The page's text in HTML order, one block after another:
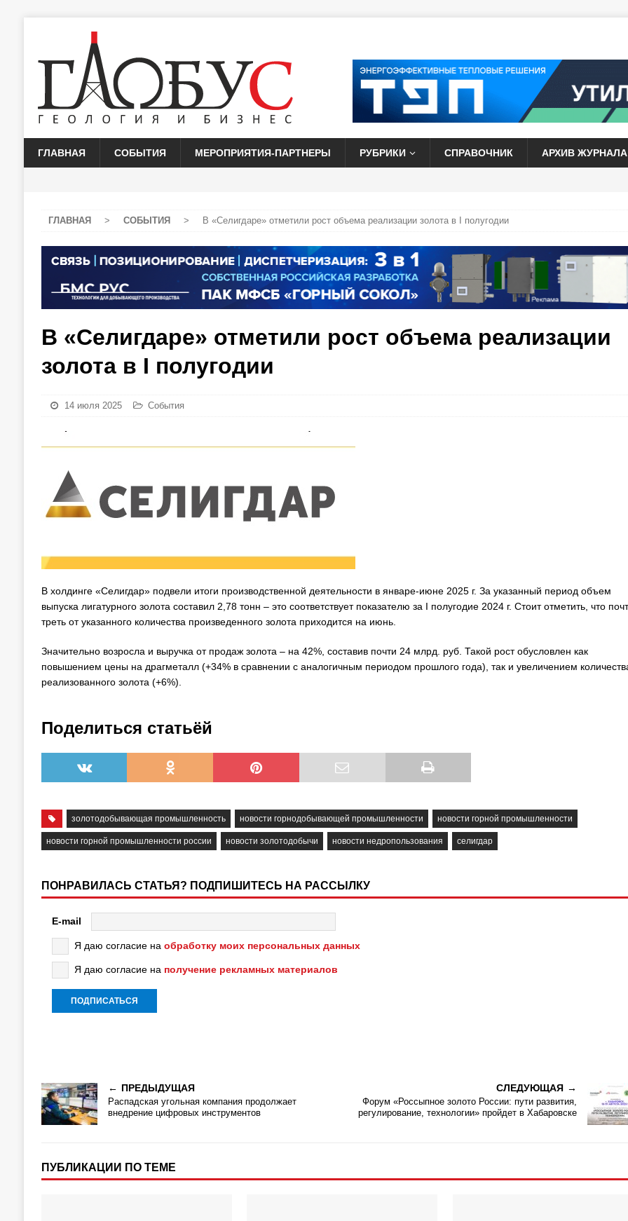
ГЛАВНАЯ СОБЫТИЯ МЕРОПРИЯТИЯ-ПАРТНЕРЫ РУБРИКИ СПРАВОЧНИК АРХИВ ЖУРНАЛА
ГЛАВНАЯ > СОБЫТИЯ > В «Селигдаре» отметили рост объема реализации золота в I полугодии
В «Селигдаре» отметили рост объема реализации
золота в I полугодии
14 июля 2025 События
В холдинге «Селигдар» подвели итоги производственной деятельности в январе-июне 2025 г. За указанный период объем
выпуска лигатурного золота составил 2,78 тонн – это соответствует показателю за I полугодие 2024 г. Стоит отметить, что
треть от указанного количества произведенного золота приходится на июнь.
Значительно возросла и выручка от продаж золота – на 42%, составив почти 24 млрд. руб. Такой рост обусловлен как
повышением цены на драгметалл (+34% в сравнении с аналогичным периодом прошлого года), так и увеличением
реализованного золота (+6%).
Поделиться статьёй
золотодобывающая промышленность новости горнодобывающей промышленности новости горной промышленности
новости горной промышленности россии новости золотодобычи новости недропользования селигдар
ПОНРАВИЛАСЬ СТАТЬЯ? ПОДПИШИТЕСЬ НА РАССЫЛКУ
E-mail
Я даю согласие на обработку моих персональных данных
Я даю согласие на получение рекламных материалов
ПРЕДЫДУЩАЯ
Распадская угольная компания продолжает
внедрение цифровых инструментов
СЛЕДУЮЩАЯ
Форум «Россыпное золото России: пути развития,
регулирование, технологии» пройдет в Хабаровске
ПУБЛИКАЦИИ ПО ТЕМЕ